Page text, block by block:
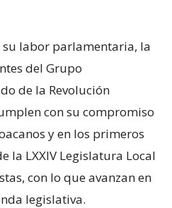
su labor parlamentaria, la
del Grupo
de la Revolución
con su compromiso
y en los primeros
la LXXIV Legislatura Local
con lo que avanzan en
legislativa.